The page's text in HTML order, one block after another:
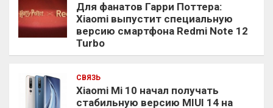
Для фанатов Гарри Поттера:
Xiaomi выпустит специальную
версию смартфона Redmi Note 12
Turbo
СВЯЗЬ
Xiaomi Mi 10 начал получать
стабильную версию MIUI 14 на